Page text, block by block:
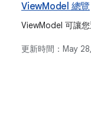
ViewModel 總覽
ViewModel 可讓您
更新時間： May